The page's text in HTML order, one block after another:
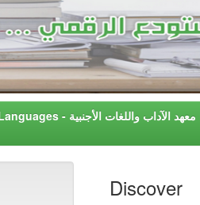
Instiute of Letters & Foreign Languages - معهد اﻵداب واللغات اﻷجنبية
Discover